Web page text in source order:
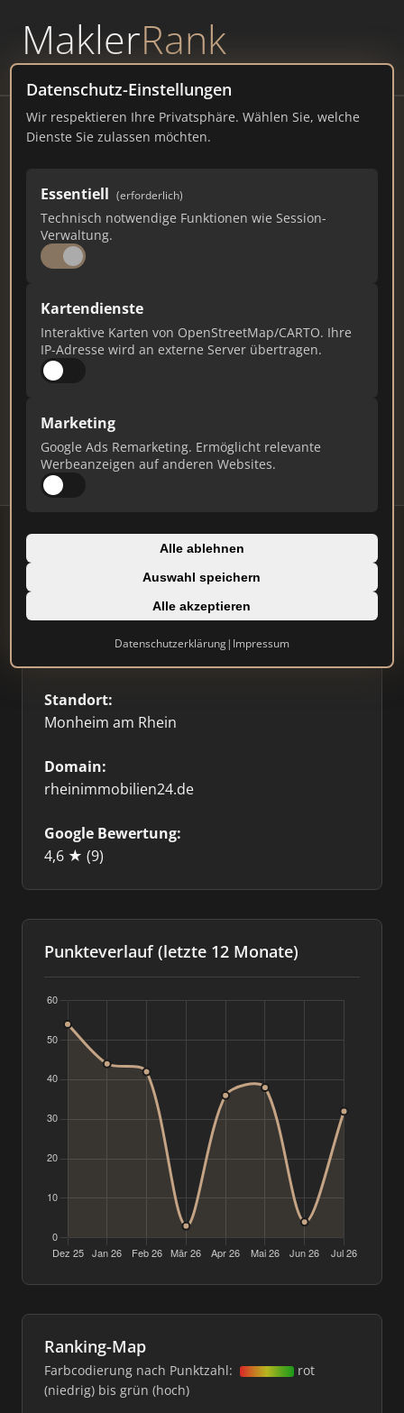
MaklerRank
powered byWAVEPOINT
Datenschutz-Einstellungen
Wir respektieren Ihre Privatsphäre. Wählen Sie, welche
Dienste Sie zulassen möchten.
Essentiell (erforderlich)
Technisch notwendige Funktionen wie Session-
Verwaltung.
Kartendienste
Interaktive Karten von OpenStreetMap/CARTO. Ihre
IP-Adresse wird an externe Server übertragen.
Marketing
Google Ads Remarketing. Ermöglicht relevante
Werbeanzeigen auf anderen Websites.
Alle ablehnen
Auswahl speichern
Alle akzeptieren
Datenschutzerklärung| Impressum
Rhein Immobilien24 GmbH
rheinimmobilien24.de
32
Ist das Ihr Unternehmen?
Verifizieren Sie Ihr Profil, bearbeiten Sie Ihre
Updates.
Profil beanspruchen
Standort:
Monheim am Rhein
Domain:
rheinimmobilien24.de
Google Bewertung:
4,6 ★ (9)
Punkteverlauf (letzte 12 Monate)
Ranking-Map
Farbcodierung nach Punktzahl:
rot
(niedrig) bis grün (hoch)